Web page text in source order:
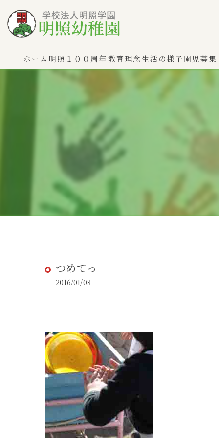
ホーム 明照１００周年教育理念生活の様子 園児募集
つめてっ
2016/01/08